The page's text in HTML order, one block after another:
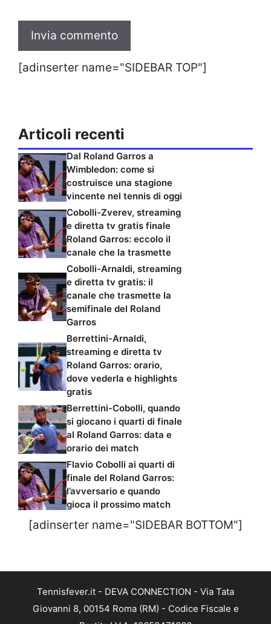
[adinserter name="SIDEBAR TOP"]
Articoli recenti
Dal Roland Garros a
Wimbledon: come si
costruisce una stagione
vincente nel tennis di oggi
Cobolli-Zverev, streaming
e diretta tv gratis finale
Roland Garros: eccolo il
canale che la trasmette
Cobolli-Arnaldi, streaming
e diretta tv gratis: il
canale che trasmette la
semifinale del Roland
Garros
Berrettini-Arnaldi,
streaming e diretta tv
Roland Garros: orario,
dove vederla e highlights
gratis
Berrettini-Cobolli, quando
si giocano i quarti di finale
al Roland Garros: data e
orario dei match
Flavio Cobolli ai quarti di
finale del Roland Garros:
l’avversario e quando
gioca il prossimo match
[adinserter name="SIDEBAR BOTTOM"]
Tennisfever.it - DEVA CONNECTION - Via Tata
Giovanni 8, 00154 Roma (RM) - Codice Fiscale e